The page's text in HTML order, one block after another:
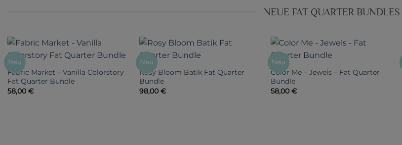
NEUE FAT QUARTER BUNDLES
Neu
Fabric Market – Vanilla Colorstory
Fat Quarter Bundle
58,00 €
Neu
Rosy Bloom Batik Fat Quarter
Bundle
98,00 €
Neu
Color Me – Jewels – Fat Quarter
Bundle
58,00€